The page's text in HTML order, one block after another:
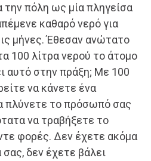
την πόλη ως μία πληγείσα
καθαρό νερό για
μήνες. Έθεσαν ανώτατο
100 λίτρα νερού το άτομο
αυτό στην πράξη; Με 100
να κάνετε ένα
πλύνετε το πρόσωπό σας
να τραβήξετε το
φορές. Δεν έχετε ακόμα
σας, δεν έχετε βάλει